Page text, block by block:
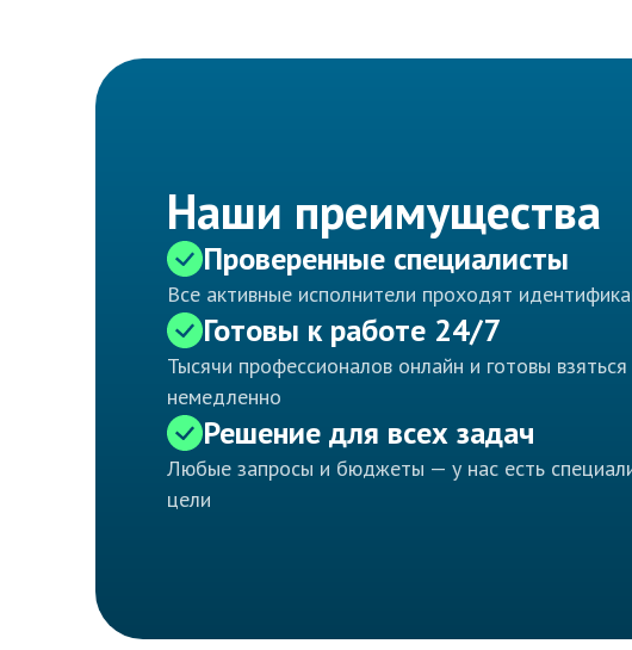
Наши преимущества
Проверенные специалисты
Все активные исполнители проходят
Готовы к работе 24/7
Тысячи профессионалов онлайн и готовы
немедленно
Решение для всех задач
Любые запросы и бюджеты — у нас есть
цели